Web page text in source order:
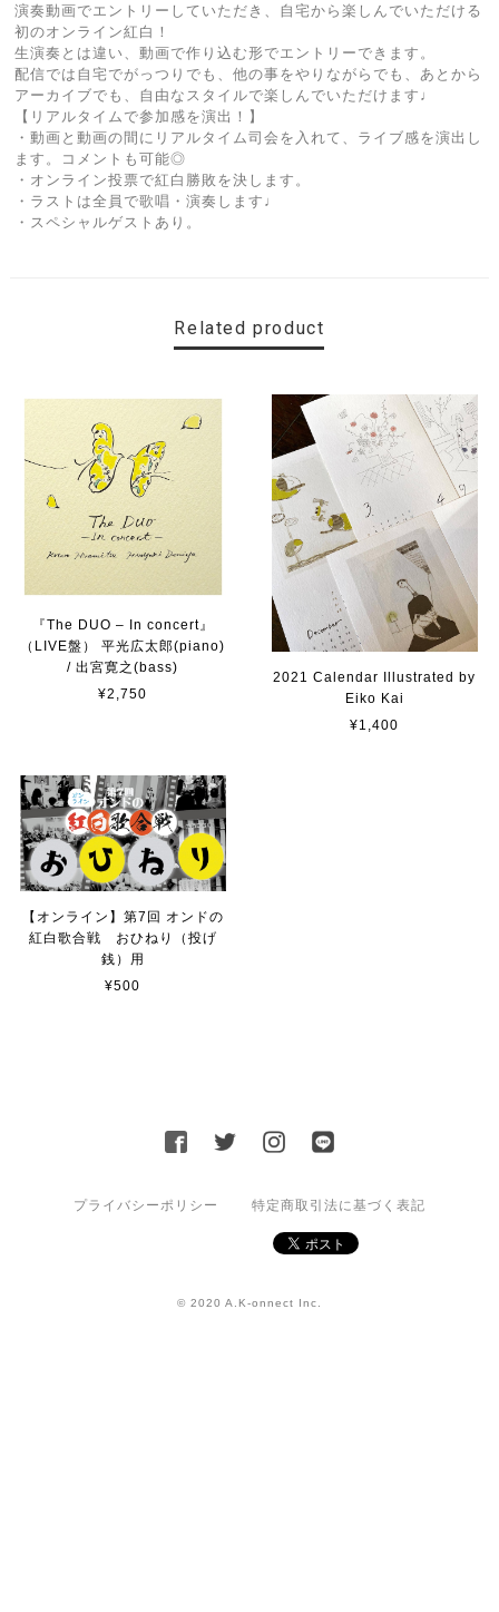
演奏動画でエントリーしていただき、自宅から楽しんでいただける
初のオンライン紅白！
生演奏とは違い、動画で作り込む形でエントリーできます。
配信では自宅でがっつりでも、他の事をやりながらでも、あとから
アーカイブでも、自由なスタイルで楽しんでいただけます♩
【リアルタイムで参加感を演出！】
・動画と動画の間にリアルタイム司会を入れて、ライブ感を演出し
ます。コメントも可能◎
・オンライン投票で紅白勝敗を決します。
・ラストは全員で歌唱・演奏します♩
・スペシャルゲストあり。
Related product
『The DUO – In concert』
（LIVE盤） 平光広太郎(piano)
/ 出宮寛之(bass)
¥2,750
2021 Calendar Illustrated by
Eiko Kai
¥1,400
【オンライン】第7回 オンドの
紅白歌合戦 おひねり（投げ
銭）用
¥500
プライバシーポリシー 特定商取引法に基づく表記
© 2020 A.K-onnect Inc.